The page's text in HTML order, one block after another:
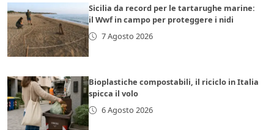
Sicilia da record per le tartarughe marine:
il Wwf in campo per proteggere i nidi
7 Agosto 2026
Bioplastiche compostabili, il riciclo in Italia
spicca il volo
6 Agosto 2026